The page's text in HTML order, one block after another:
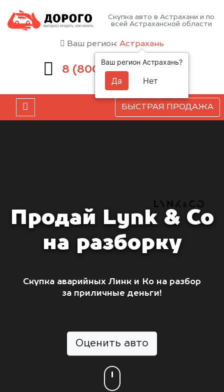
Скупка авто в Астрахани и по
всей Астраханской области
Ваш регион: Астрахань
8 (800)551-81-15
БЫСТРАЯ ПРОДАЖА
Продай Lynk & Co
на разборку
Скупка аварийных Линк и Ко на разбор
за приличные деньги!
Оценить авто
Ваш регион Астрахань?
Да Нет